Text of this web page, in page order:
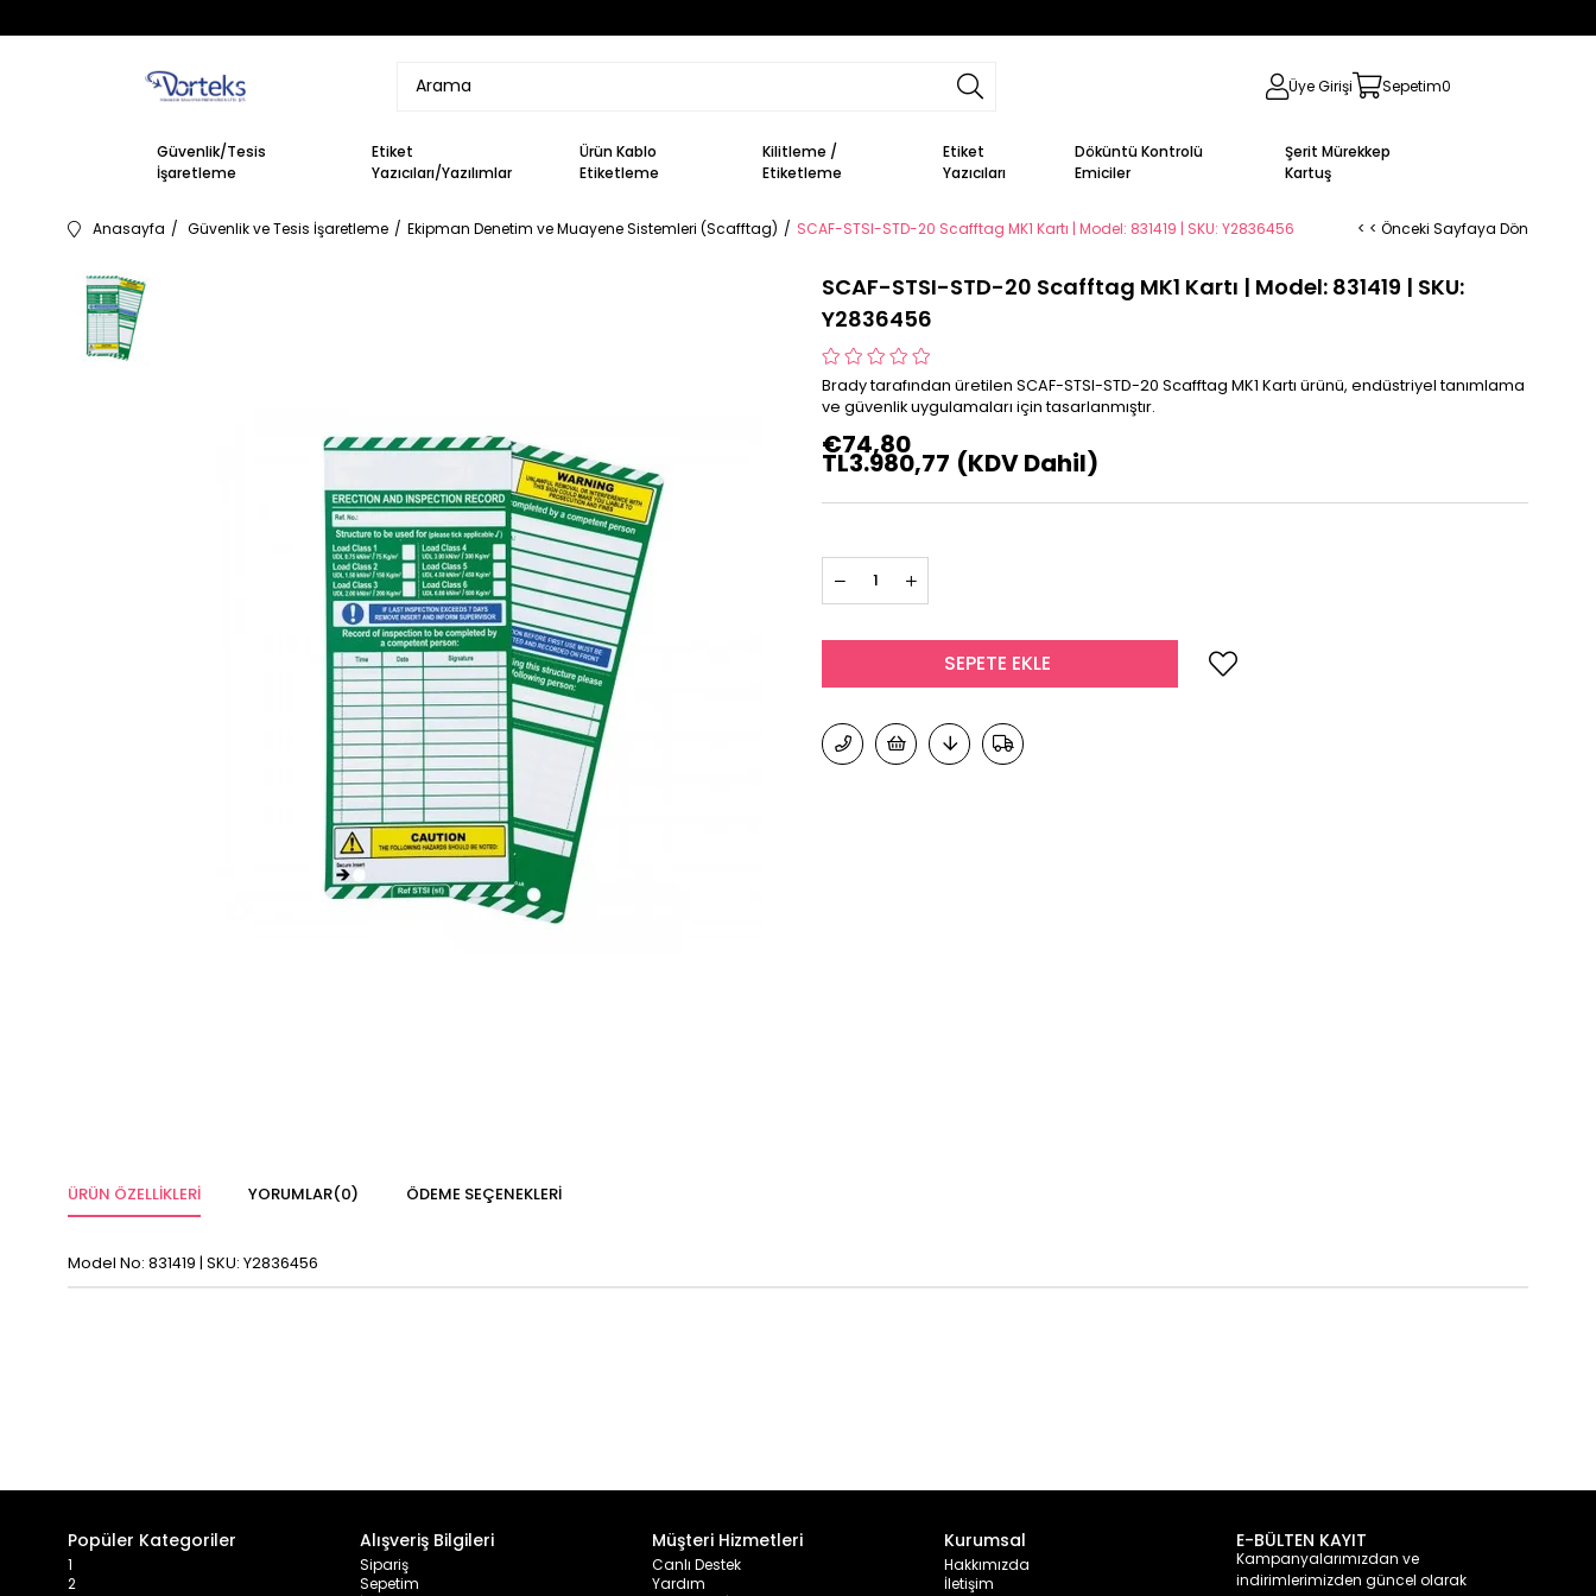
Üye Girişi Sepetim0
Güvenlik/Tesis
İşaretleme
Etiket
Yazıcıları/Yazılımlar
Ürün Kablo
Etiketleme
Kilitleme /
Etiketleme
Etiket
Yazıcıları
Döküntü Kontrolü
Emiciler
Şerit Mürekkep
Kartuş
Anasayfa Güvenlik ve Tesis İşaretleme Ekipman Denetim ve Muayene Sistemleri (Scafftag) SCAF-STSI-STD-20 Scafftag MK1 Kartı | Model: 831419 | SKU: Y2836456 < < Önceki Sayfaya Dön
SCAF-STSI-STD-20 Scafftag MK1 Kartı | Model: 831419 | SKU:
Y2836456
Brady tarafından üretilen SCAF-STSI-STD-20 Scafftag MK1 Kartı ürünü, endüstriyel tanımlama
ve güvenlik uygulamaları için tasarlanmıştır.
€74,80
TL3.980,77 (KDV Dahil)
ÜRÜN ÖZELLIKLERI YORUMLAR(0) ÖDEME SEÇENEKLERI
Model No: 831419 | SKU: Y2836456
Popüler Kategoriler
1
2
Alışveriş Bilgileri
Sipariş
Sepetim
Müşteri Hizmetleri
Canlı Destek
Yardım
Kurumsal
Hakkımızda
İletişim
E-BÜLTEN KAYIT
Kampanyalarımızdan ve
indirimlerimizden güncel olarak